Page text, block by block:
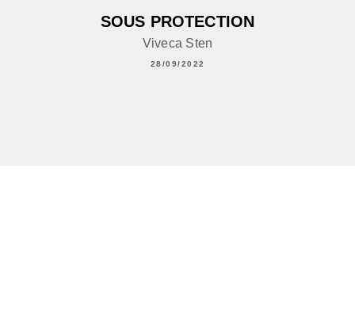
SOUS PROTECTION
Viveca Sten
28/09/2022